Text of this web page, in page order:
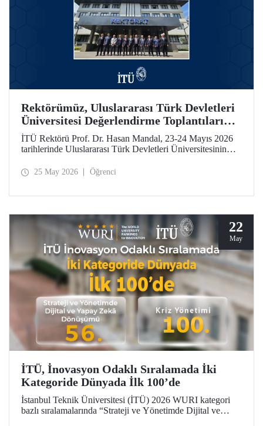
Rektörümüz, Uluslararası Türk Devletleri
Üniversitesi Değerlendirme Toplantıları
İçin Özbekistan’daydı
İTÜ Rektörü Prof. Dr. Hasan Mandal, 23-24 Mayıs 2026
tarihlerinde Uluslararası Türk Devletleri Üniversitesinin
25 May 2026 Öğrenci
22
May
İTÜ, İnovasyon Odaklı Sıralamada İki
Kategoride Dünyada İlk 100’de
İstanbul Teknik Üniversitesi (İTÜ) 2026 WURI kategori
bazlı sıralamalarında “Strateji ve Yönetimde Dijital ve